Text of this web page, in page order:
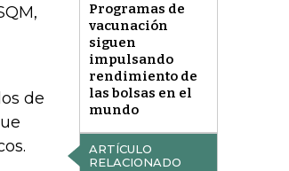
Programas de
vacunación
siguen
impulsando
rendimiento de
las bolsas en el
mundo
ARTÍCULO
RELACIONADO
de